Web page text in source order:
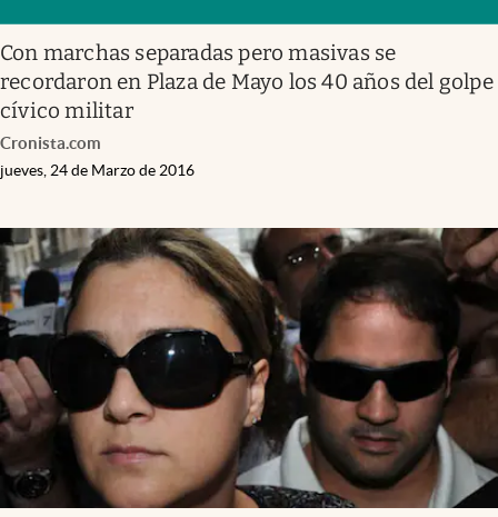
Con marchas separadas pero masivas se
recordaron en Plaza de Mayo los 40 años del golpe
cívico militar
Cronista.com
jueves, 24 de Marzo de 2016